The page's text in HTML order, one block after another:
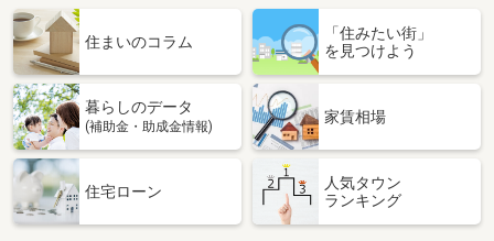
住まいのコラム
「住みたい街」
を見つけよう
暮らしのデータ
(補助金・助成金情報)
家賃相場
住宅ローン
人気タウン
ランキング